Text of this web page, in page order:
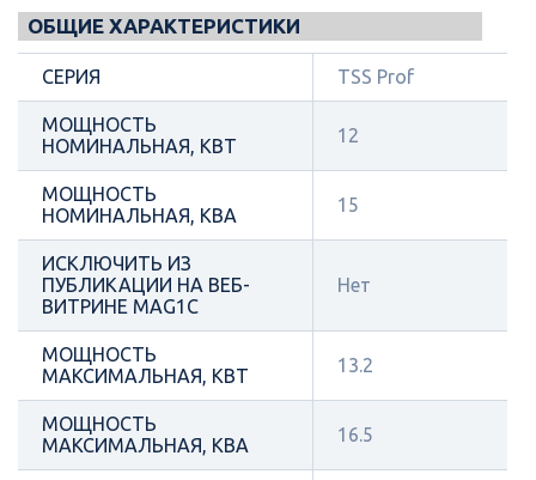
ОБЩИЕ ХАРАКТЕРИСТИКИ
СЕРИЯ TSS Prof
МОЩНОСТЬ
НОМИНАЛЬНАЯ, КВТ
12
МОЩНОСТЬ
НОМИНАЛЬНАЯ, КВА
15
ИСКЛЮЧИТЬ ИЗ
ПУБЛИКАЦИИ НА ВЕБ-
ВИТРИНЕ MAG1C
Нет
МОЩНОСТЬ
МАКСИМАЛЬНАЯ, КВТ
13.2
МОЩНОСТЬ
МАКСИМАЛЬНАЯ, КВА
16.5